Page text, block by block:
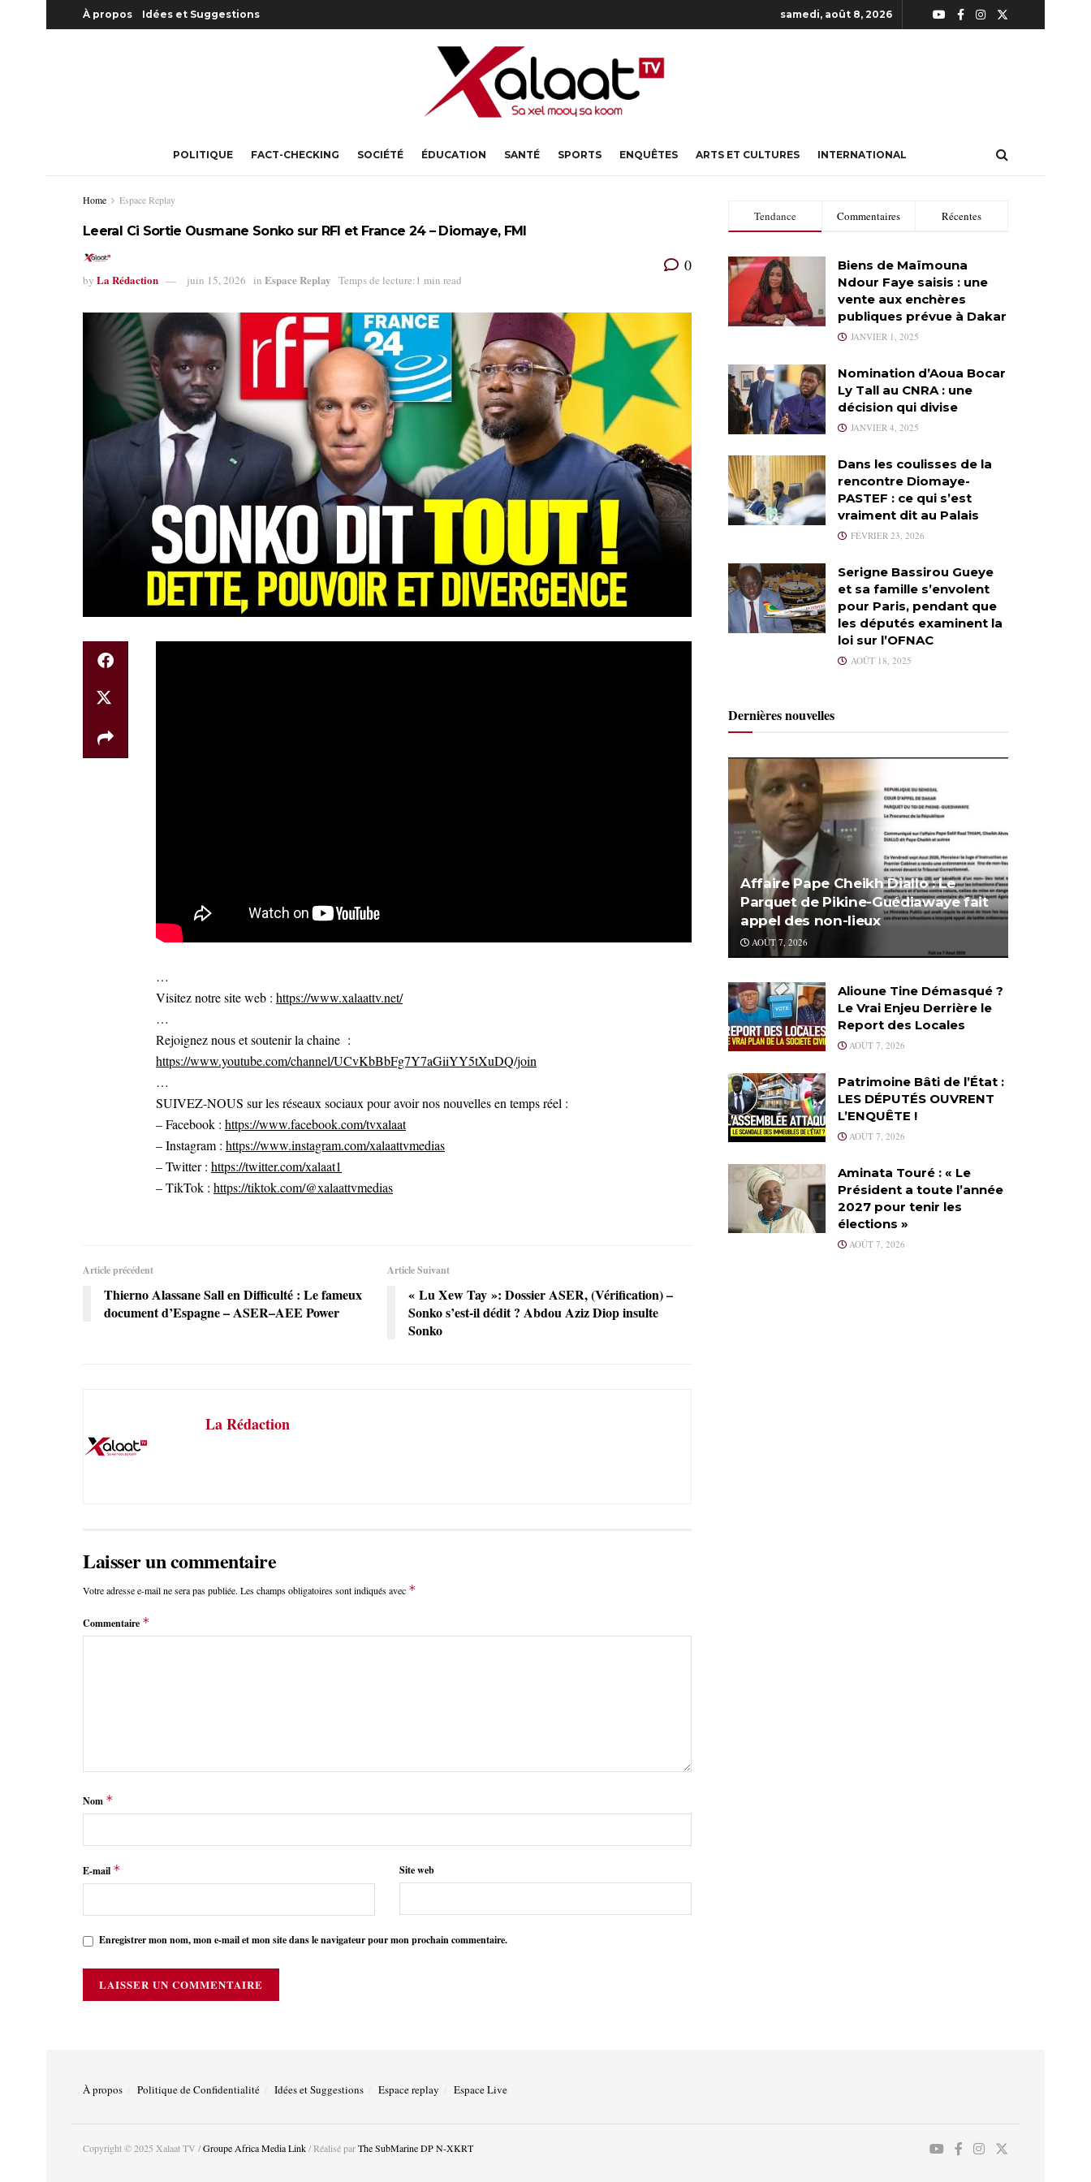
À propos Idées et Suggestions samedi, août 8, 2026
POLITIQUE FACT-CHECKING SOCIÉTÉ ÉDUCATION SANTÉ SPORTS ENQUÊTES ARTS ET CULTURES INTERNATIONAL
Home Espace Replay
Leeral Ci Sortie Ousmane Sonko sur RFI et France 24 – Diomaye, FMI
by La Rédaction juin 15, 2026 in Espace Replay Temps de lecture:1 min read
0
…
Visitez notre site web : https://www.xalaattv.net/
…
Rejoignez nous et soutenir la chaine :
https://www.youtube.com/channel/UCvKbBbFg7Y7aGiiYY5tXuDQ/join
…
SUIVEZ-NOUS sur les réseaux sociaux pour avoir nos nouvelles en temps réel :
– Facebook : https://www.facebook.com/tvxalaat
– Instagram : https://www.instagram.com/xalaattvmedias
– Twitter : https://twitter.com/xalaat1
– TikTok : https://tiktok.com/@xalaattvmedias
Article précédent
Thierno Alassane Sall en Difficulté : Le fameux
document d’Espagne – ASER–AEE Power
Article Suivant
« Lu Xew Tay »: Dossier ASER, (Vérification) –
Sonko s’est-il dédit ? Abdou Aziz Diop insulte
Sonko
La Rédaction
Laisser un commentaire
Votre adresse e-mail ne sera pas publiée. Les champs obligatoires sont indiqués avec *
Commentaire *
Nom *
E-mail * Site web
Enregistrer mon nom, mon e-mail et mon site dans le navigateur pour mon prochain commentaire.
Tendance Commentaires Récentes
Biens de Maïmouna
Ndour Faye saisis : une
vente aux enchères
publiques prévue à Dakar
JANVIER 1, 2025
Nomination d’Aoua Bocar
Ly Tall au CNRA : une
décision qui divise
JANVIER 4, 2025
Dans les coulisses de la
rencontre Diomaye-
PASTEF : ce qui s’est
vraiment dit au Palais
FÉVRIER 23, 2026
Serigne Bassirou Gueye
et sa famille s’envolent
pour Paris, pendant que
les députés examinent la
loi sur l’OFNAC
AOÛT 18, 2025
Dernières nouvelles
Affaire Pape Cheikh Diallo : Le
Parquet de Pikine-Guédiawaye fait
appel des non-lieux
AOÛT 7, 2026
Alioune Tine Démasqué ?
Le Vrai Enjeu Derrière le
Report des Locales
AOÛT 7, 2026
Patrimoine Bâti de l’État :
LES DÉPUTÉS OUVRENT
L’ENQUÊTE !
AOÛT 7, 2026
Aminata Touré : « Le
Président a toute l’année
2027 pour tenir les
élections »
AOÛT 7, 2026
À propos Politique de Confidentialité Idées et Suggestions Espace replay Espace Live
Copyright © 2025 Xalaat TV /Groupe Africa Media Link/ Réalisé parThe SubMarine DP N-XKRT